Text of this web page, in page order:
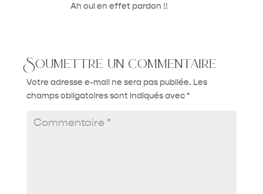
Ah oui en effet pardon !!
Soumettre un commentaire
Votre adresse e-mail ne sera pas publiée. Les
champs obligatoires sont indiqués avec*